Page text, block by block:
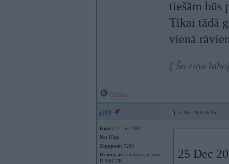
tiešām būs
Tikai tādā
vienā
[ Šo ziņu
gt99 25. Dec 2009, 05:15
Kopš: 14. Jun 2002
No: Rīga
Ziņojumi: 7200
Braucu ar: autobusu, reizēm
ITR&CTR
25 Dec